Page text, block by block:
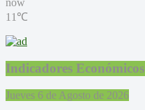
now
11℃
Indicadores Económicos
Jueves 6 de Agosto de 2026